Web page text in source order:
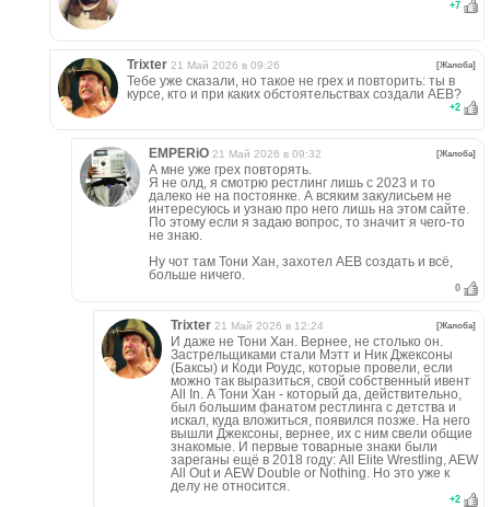
+7
Trixter 21 Май 2026 в 09:26 [Жалоба]
Тебе уже сказали, но такое не грех и повторить: ты в
курсе, кто и при каких обстоятельствах создали АЕВ?
+2
EMPERiO 21 Май 2026 в 09:32 [Жалоба]
А мне уже грех повторять.
Я не олд, я смотрю рестлинг лишь с 2023 и то
далеко не на постоянке. А всяким закулисьем не
интересуюсь и узнаю про него лишь на этом сайте.
По этому если я задаю вопрос, то значит я чего-то
не знаю.
Ну чот там Тони Хан, захотел АЕВ создать и всё,
больше ничего.
0
Trixter 21 Май 2026 в 12:24 [Жалоба]
И даже не Тони Хан. Вернее, не столько он.
Застрельщиками стали Мэтт и Ник Джексоны
(Баксы) и Коди Роудс, которые провели, если
можно так выразиться, свой собственный ивент
All In. А Тони Хан - который да, действительно,
был большим фанатом рестлинга с детства и
искал, куда вложиться, появился позже. На него
вышли Джексоны, вернее, их с ним свели общие
знакомые. И первые товарные знаки были
зареганы ещё в 2018 году: All Elite Wrestling, AEW
All Out и AEW Double or Nothing. Но это уже к
делу не относится.
+2